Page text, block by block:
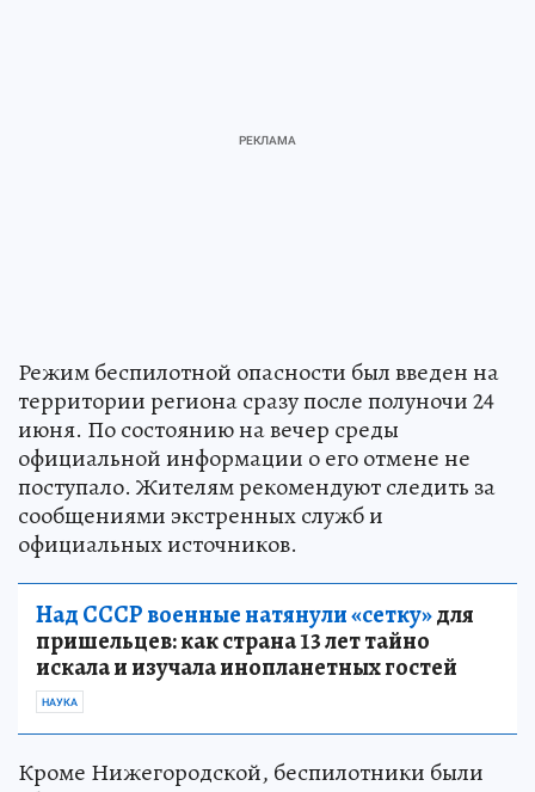
Режим беспилотной опасности был введен на
территории региона сразу после полуночи 24
июня. По состоянию на вечер среды
официальной информации о его отмене не
поступало. Жителям рекомендуют следить за
сообщениями экстренных служб и
официальных источников.
Над СССР военные натянули «сетку»для
пришельцев: как страна 13 лет тайно
искала и изучала инопланетных гостей
НАУКА
Кроме Нижегородской, беспилотники были